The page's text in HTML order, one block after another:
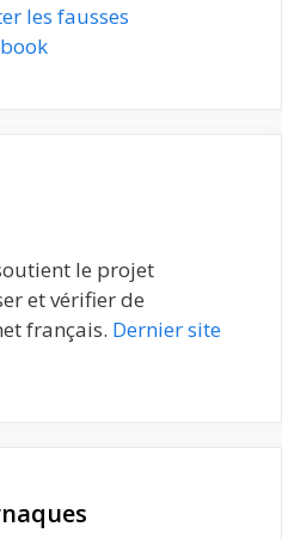
les fausses
le projet
et vérifier de
français. Dernier site